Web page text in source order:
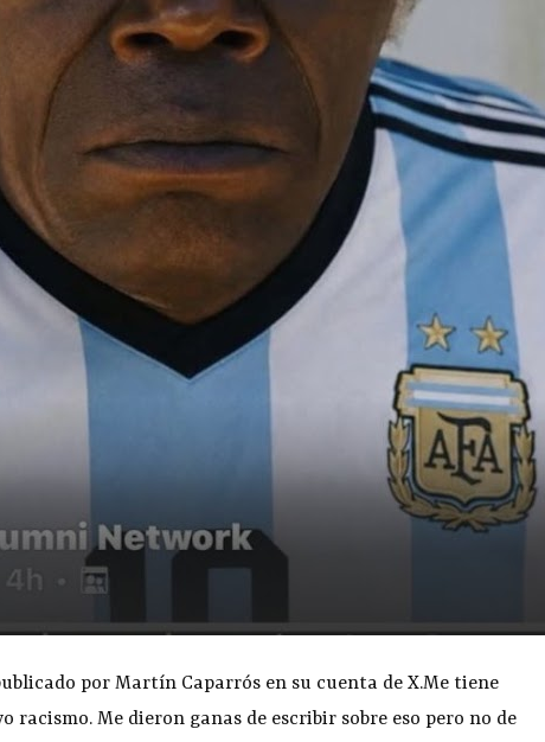
por Martín Caparrós en su cuenta de X.Me tiene
racismo. Me dieron ganas de escribir sobre eso pero no de